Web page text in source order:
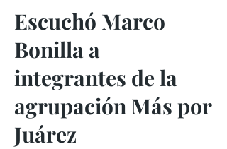
Escuchó Marco
Bonilla a
integrantes de la
agrupación Más por
Juárez